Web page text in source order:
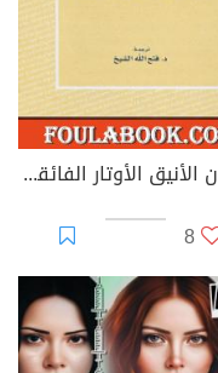
الكون الأنيق الأوتار الفائقة والأبعاد الدفينة والبحث عن النظرية النهائية
8